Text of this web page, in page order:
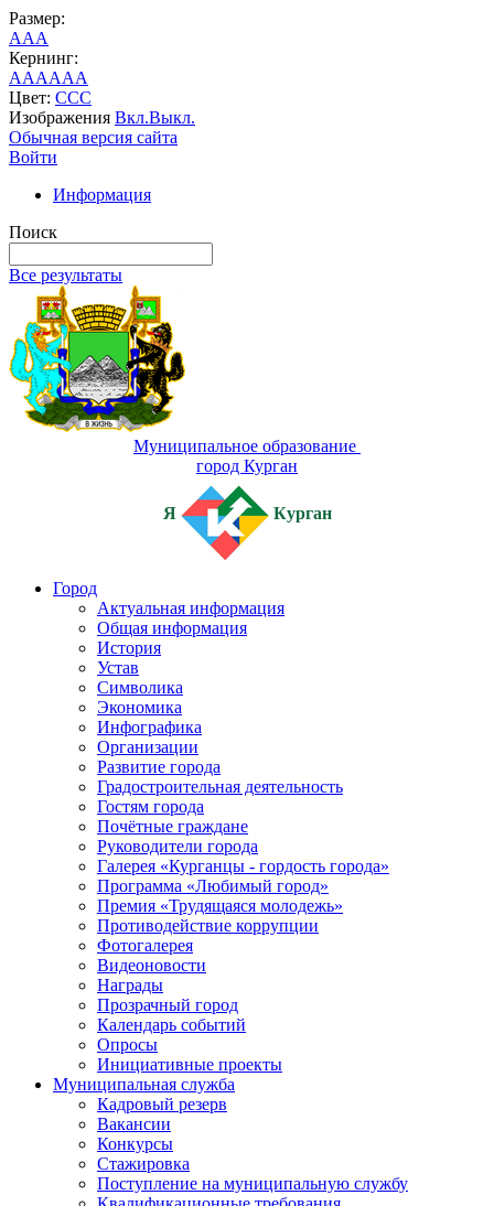
Размер:
AAA
Кернинг:
AAAAAA
Цвет: CCC
Изображения Вкл.Выкл.
Обычная версия сайта
Войти
Информация
Поиск
Все результаты
Муниципальное образование
город Курган
Я Курган
Город
Актуальная информация
Общая информация
История
Устав
Символика
Экономика
Инфографика
Организации
Развитие города
Градостроительная деятельность
Гостям города
Почётные граждане
Руководители города
Галерея «Курганцы - гордость города»
Программа «Любимый город»
Премия «Трудящаяся молодежь»
Противодействие коррупции
Фотогалерея
Видеоновости
Награды
Прозрачный город
Календарь событий
Опросы
Инициативные проекты
Муниципальная служба
Кадровый резерв
Вакансии
Конкурсы
Стажировка
Поступление на муниципальную службу